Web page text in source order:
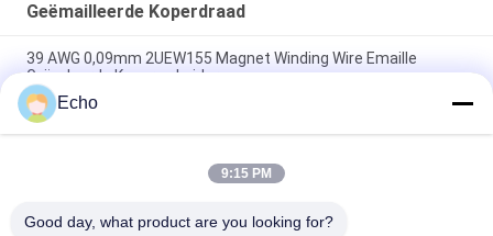
Geëmailleerde Koperdraad
39 AWG 0,09mm 2UEW155 Magnet Winding Wire Emaille
Geïsoleerde Koperen Leider
0.011mm 2UEW155 Email Met een laag bedekte Koperdraad
voor Motor het Winden
Ruiyuan Super Dunne Winding Coils Gemaald Koperdraad 0,012
Echo
9:15 PM
Good day, what product are you looking for?